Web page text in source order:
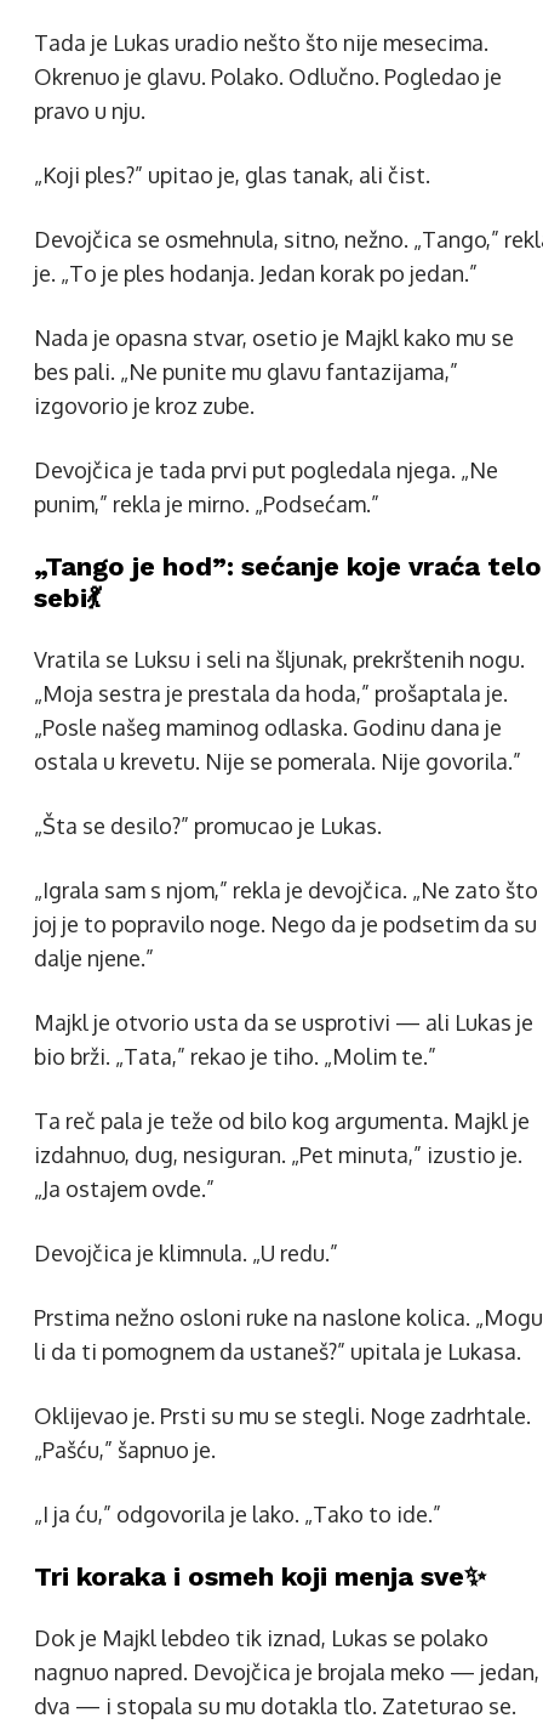
Tada je Lukas uradio nešto što nije mesecima.
Okrenuo je glavu. Polako. Odlučno. Pogledao je
pravo u nju.
„Koji ples?” upitao je, glas tanak, ali čist.
Devojčica se osmehnula, sitno, nežno. „Tango,”
je. „To je ples hodanja. Jedan korak po jedan.”
Nada je opasna stvar, osetio je Majkl kako mu se
bes pali. „Ne punite mu glavu fantazijama,”
izgovorio je kroz zube.
Devojčica je tada prvi put pogledala njega. „Ne
punim,” rekla je mirno. „Podsećam.”
„Tango je hod”: sećanje koje vraća telo
sebi💃
Vratila se Luksu i seli na šljunak, prekrštenih nogu.
„Moja sestra je prestala da hoda,” prošaptala je.
„Posle našeg maminog odlaska. Godinu dana je
ostala u krevetu. Nije se pomerala. Nije govorila.”
„Šta se desilo?” promucao je Lukas.
„Igrala sam s njom,” rekla je devojčica. „Ne zato što
joj je to popravilo noge. Nego da je podsetim da su
dalje njene.”
Majkl je otvorio usta da se usprotivi — ali Lukas je
bio brži. „Tata,” rekao je tiho. „Molim te.”
Ta reč pala je teže od bilo kog argumenta. Majkl je
izdahnuo, dug, nesiguran. „Pet minuta,” izustio je.
„Ja ostajem ovde.”
Devojčica je klimnula. „U redu.”
Prstima nežno osloni ruke na naslone kolica. „Mogu
li da ti pomognem da ustaneš?” upitala je Lukasa.
Oklijevao je. Prsti su mu se steg­li. Noge zadrhtale.
„Pašću,” šapnuo je.
„I ja ću,” odgovorila je lako. „Tako to ide.”
Tri koraka i osmeh koji menja sve✨
Dok je Majkl lebdeo tik iznad, Lukas se polako
nagnuo napred. Devojčica je brojala meko — jedan,
dva — i stopala su mu dotakla tlo. Zateturao se.